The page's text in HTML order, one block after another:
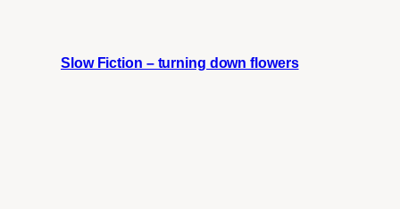
Slow Fiction – turning down flowers